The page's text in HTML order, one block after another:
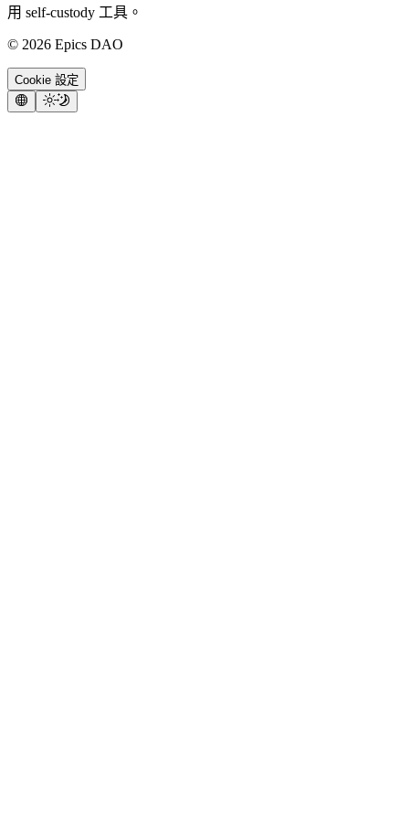
用 self-custody 工具。
© 2026 Epics DAO
Cookie 設定